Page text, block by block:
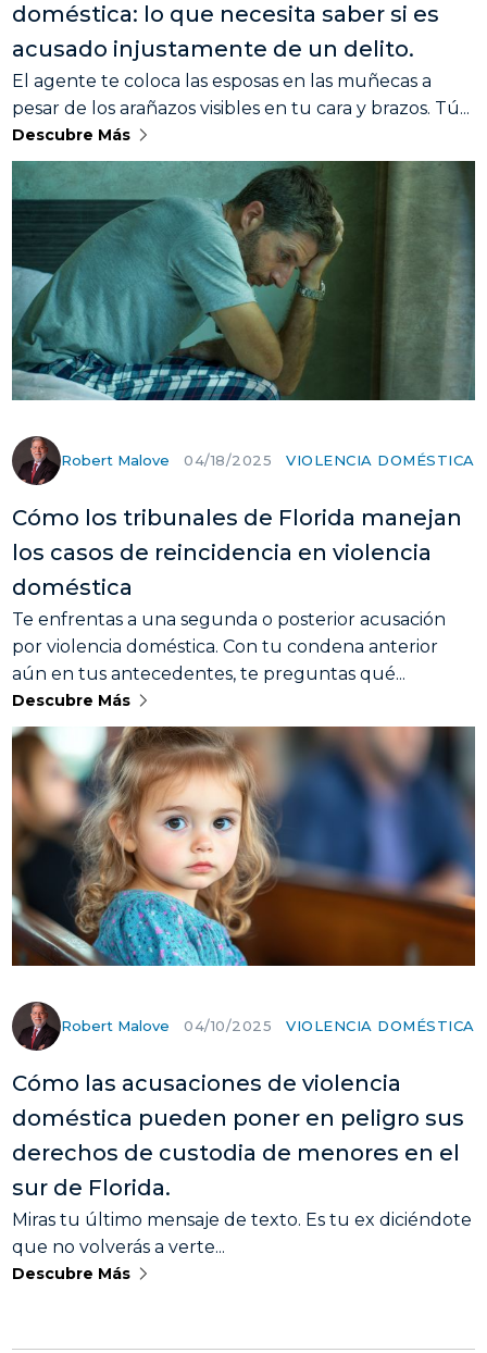
doméstica: lo que necesita saber si es
acusado injustamente de un delito.
El agente te coloca las esposas en las muñecas a
pesar de los arañazos visibles en tu cara y brazos. Tú...
Descubre Más
Robert Malove 04/18/2025 VIOLENCIA DOMÉSTICA
Cómo los tribunales de Florida manejan
los casos de reincidencia en violencia
doméstica
Te enfrentas a una segunda o posterior acusación
por violencia doméstica. Con tu condena anterior
aún en tus antecedentes, te preguntas qué...
Descubre Más
Robert Malove 04/10/2025 VIOLENCIA DOMÉSTICA
Cómo las acusaciones de violencia
doméstica pueden poner en peligro sus
derechos de custodia de menores en el
sur de Florida.
Miras tu último mensaje de texto. Es tu ex diciéndote
que no volverás a verte...
Descubre Más